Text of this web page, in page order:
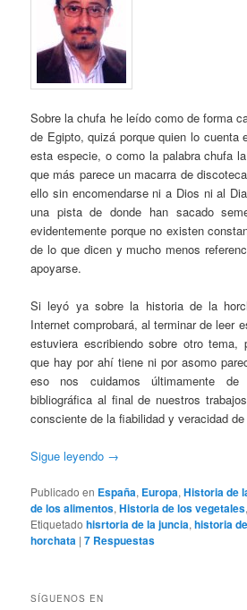
Sobre la chufa he leído como de forma
de Egipto, quizá porque quien lo cuenta
esta especie, o como la palabra chufa
que más parece un macarra de
ello sin encomendarse ni a Dios ni al
una pista de donde han sacado
evidentemente porque no existen
de lo que dicen y mucho menos
apoyarse.
Si leyó ya sobre la historia de la
Internet comprobará, al terminar de leer
estuviera escribiendo sobre otro
que hay por ahí tiene ni por asomo
eso nos cuidamos últimamente de
bibliográfica al final de nuestros
consciente de la fiabilidad y veracidad
Sigue leyendo →
Publicado en España, Europa,Historia de
de los alimentos,Historia de los vegetales
Etiquetado hisrtoria de la juncia,historia
horchata |7 Respuestas
SÍGUENOS EN